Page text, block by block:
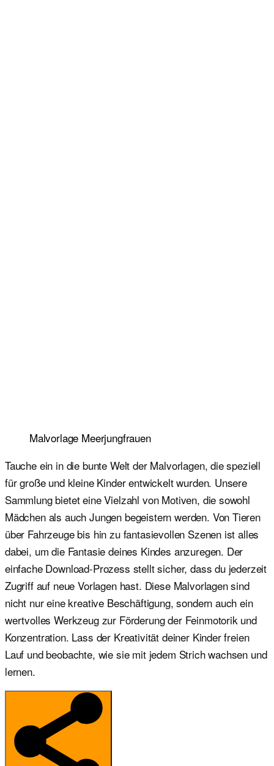
Malvorlage Meerjungfrauen
Tauche ein in die bunte Welt der Malvorlagen, die speziell
für große und kleine Kinder entwickelt wurden. Unsere
Sammlung bietet eine Vielzahl von Motiven, die sowohl
Mädchen als auch Jungen begeistern werden. Von Tieren
über Fahrzeuge bis hin zu fantasievollen Szenen ist alles
dabei, um die Fantasie deines Kindes anzuregen. Der
einfache Download-Prozess stellt sicher, dass du jederzeit
Zugriff auf neue Vorlagen hast. Diese Malvorlagen sind
nicht nur eine kreative Beschäftigung, sondern auch ein
wertvolles Werkzeug zur Förderung der Feinmotorik und
Konzentration. Lass der Kreativität deiner Kinder freien
Lauf und beobachte, wie sie mit jedem Strich wachsen und
lernen.